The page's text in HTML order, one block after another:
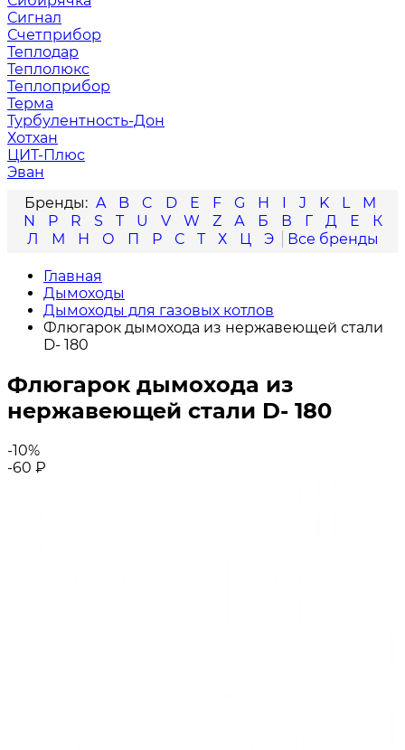
Сигнал
Счетприбор
Теплодар
Теплолюкс
Теплоприбор
Терма
Турбулентность-Дон
Хотхан
ЦИТ-Плюс
Эван
A
B C D E F G H I J K L
M
N
P R S T U V W Z А Б В Г Д Е
К
Л
М Н О П Р С Т Х Ц Э
Главная
Дымоходы
Дымоходы для газовых котлов
Флюгарок дымохода из нержавеющей стали
D- 180
Флюгарок дымохода из
нержавеющей стали D- 180
-10%
-60 ₽